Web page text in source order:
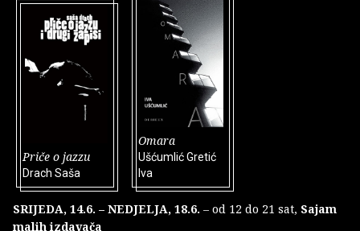
Priče o jazzu
Drach Saša
Omara
Ušćumlić Gretić
Iva
SRIJEDA, 14.6. – NEDJELJA, 18.6. – od 12 do 21 sat, Sajam
malih izdavača